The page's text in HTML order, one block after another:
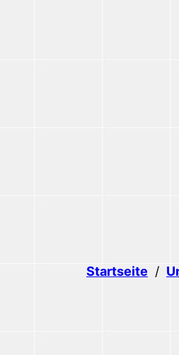
Startseite /